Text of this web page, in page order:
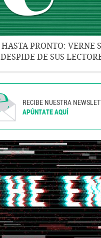
HASTA PRONTO: VERNE
DESPIDE DE SUS
RECIBE NUESTRA
APÚNTATE AQUÍ